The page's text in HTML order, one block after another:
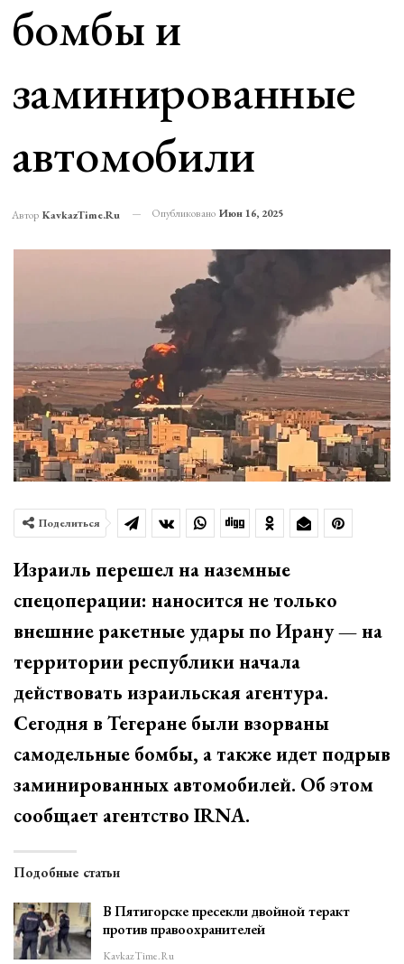
бомбы и
заминированные
автомобили⁠⁠
Автор KavkazTime.ru Опубликовано Июн 16, 2025
Поделиться
Израиль перешел на наземные
спецоперации: наносится не только
внешние ракетные удары по Ирану — на
территории республики начала
действовать израильская агентура.
Сегодня в Тегеране были взорваны
самодельные бомбы, а также идет подрыв
заминированных автомобилей. Об этом
сообщает агентство IRNA.
Подобные статьи
В Пятигорске пресекли двойной теракт
против правоохранителей
KavkazTime.ru